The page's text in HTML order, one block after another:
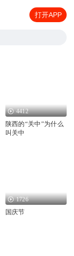
打开APP
4412
陕西的“关中”为什么
叫关中
1726
国庆节